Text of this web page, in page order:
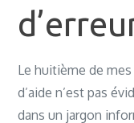
Le huitième de
d’aide n’est pas
dans un jargon